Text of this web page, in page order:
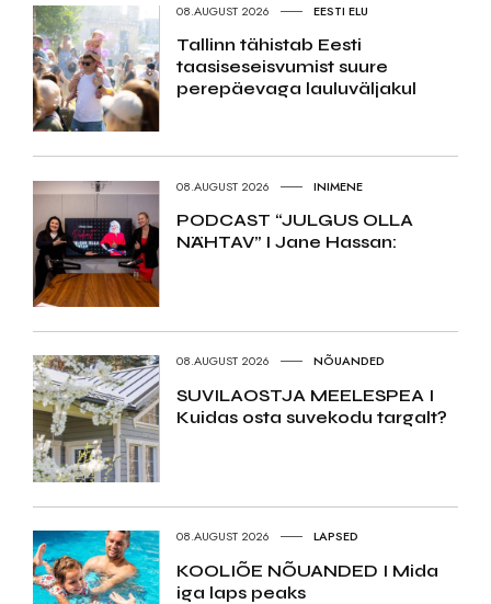
08.AUGUST 2026 EESTI ELU
Tallinn tähistab Eesti
taasiseseisvumist suure
perepäevaga lauluväljakul
08.AUGUST 2026 INIMENE
PODCAST “JULGUS OLLA
NÄHTAV” I Jane Hassan:
08.AUGUST 2026 NÕUANDED
SUVILAOSTJA MEELESPEA I
Kuidas osta suvekodu targalt?
08.AUGUST 2026 LAPSED
KOOLIÕE NÕUANDED I Mida
iga laps peaks